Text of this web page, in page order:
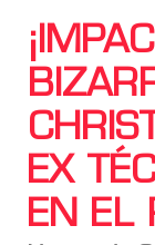
EX
EN EL